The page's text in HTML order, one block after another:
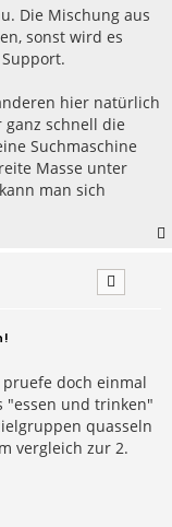
Die Mischung aus
sonst wird es
hier natürlich
schnell die
Suchmaschine
Masse unter
man sich
doch einmal
"essen und trinken"
quasseln
vergleich zur 2.